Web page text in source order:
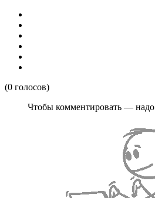
(0 голосов)
Чтобы комментировать — надо